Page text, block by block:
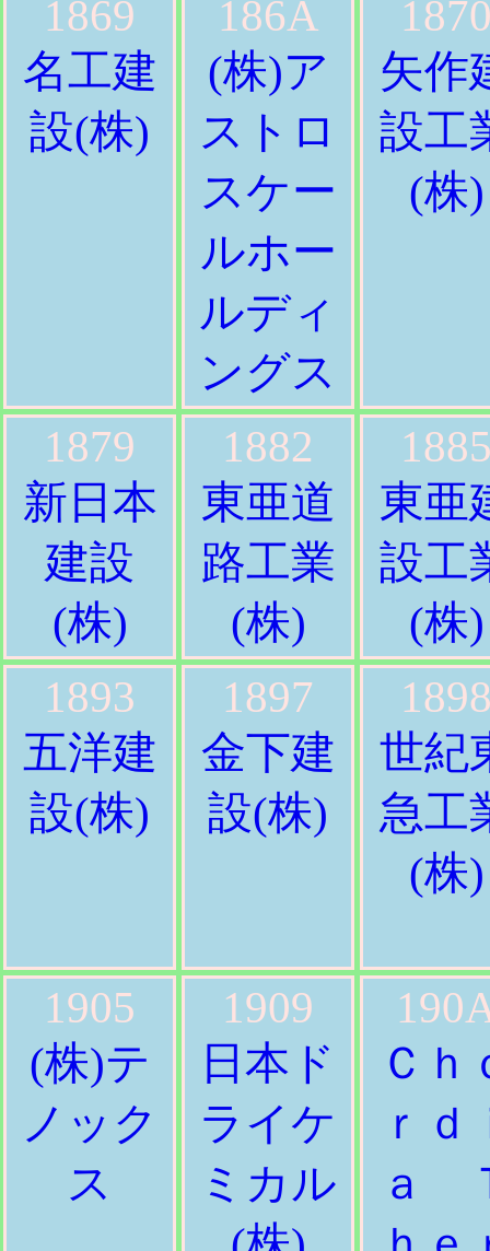
1869
名工建
設(株)
186A
(株)ア
ストロ
スケー
ルホー
ルディ
ングス
矢作
設工
(株)
1879
新日本
建設
(株)
1882
東亜道
路工業
(株)
東亜
設工
(株)
1893
五洋建
設(株)
1897
金下建
設(株)
世紀
急工
(株)
1905
(株)テ
ノック
ス
1909
日本ド
ライケ
ミカル
Ｃｈ
ｒｄ
ａ